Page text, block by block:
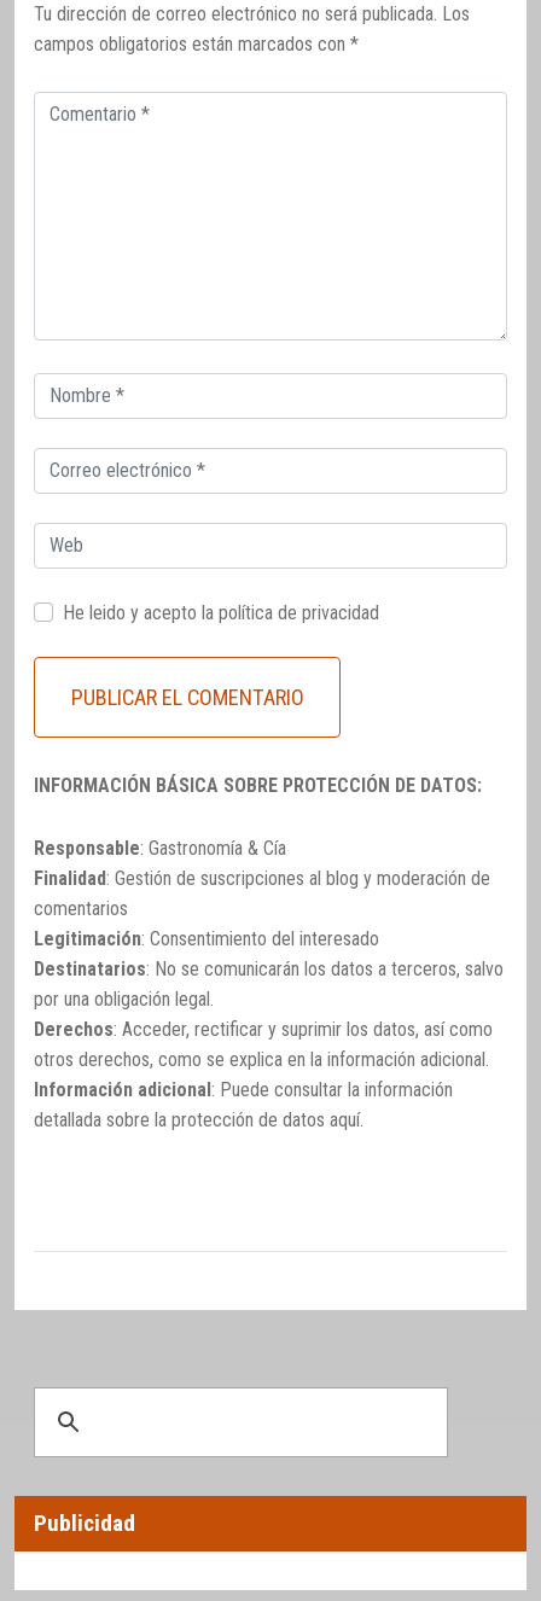
Tu dirección de correo electrónico no será publicada. Los
campos obligatorios están marcados con *
Comentario
Correo
electrónico
Correo
electrónico
Web
He leido y acepto la política de privacidad
INFORMACIÓN BÁSICA SOBRE PROTECCIÓN DE DATOS:
Responsable: Gastronomía & Cía
Finalidad: Gestión de suscripciones al blog y moderación de
comentarios
Legitimación: Consentimiento del interesado
Destinatarios: No se comunicarán los datos a terceros, salvo
por una obligación legal.
Derechos: Acceder, rectificar y suprimir los datos, así como
otros derechos, como se explica en la información adicional.
Información adicional: Puede consultar la información
detallada sobre la protección de datos aquí.
Publicidad